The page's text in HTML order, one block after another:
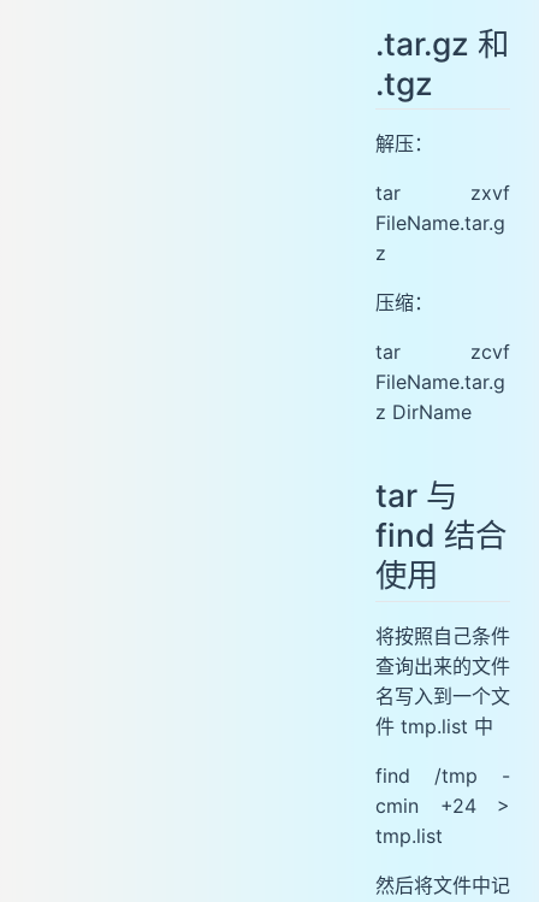
.tar.gz 和
.tgz
解压：
tar zxvf
FileName.tar.g
z
压缩：
tar zcvf
FileName.tar.g
z DirName
tar 与
find 结合
使用
将按照自己条件
查询出来的文件
名写入到一个文
件 tmp.list 中
find /tmp -
cmin +24 >
tmp.list
然后将文件中记